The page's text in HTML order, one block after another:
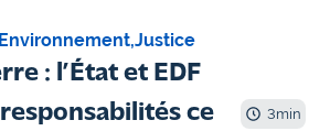
Environnement,Justice
: l’État et EDF
ce
3min